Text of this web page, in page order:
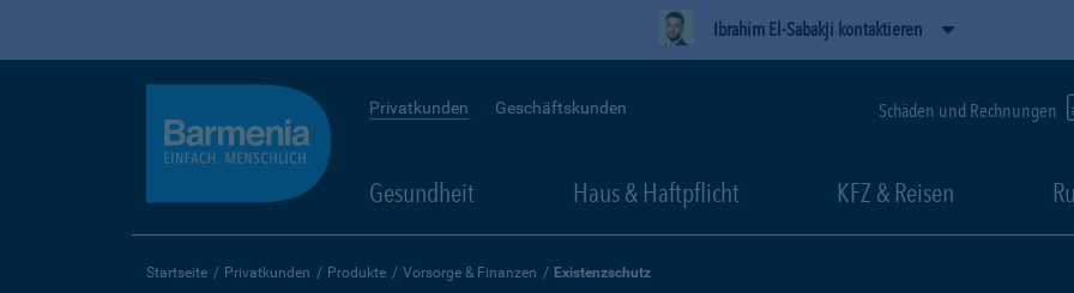
Ibrahim El-Sabakji kontaktieren
Privatkunden Geschäftskunden Schäden und Rechnungen
Gesundheit Haus & Haftpflicht KFZ & Reisen
Startseite Privatkunden Produkte Vorsorge & Finanzen Existenzschutz